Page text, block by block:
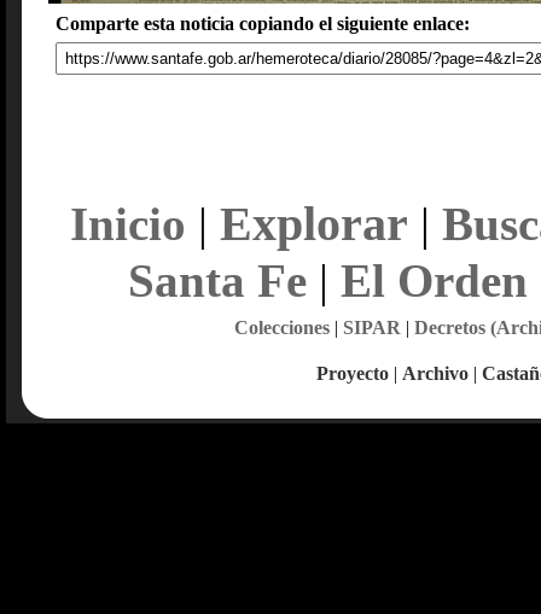
Comparte esta noticia copiando el siguiente enlace:
Inicio | Explorar |
Santa Fe| El Orden
Colecciones| SIPAR | Decretos
Proyecto | Archivo |